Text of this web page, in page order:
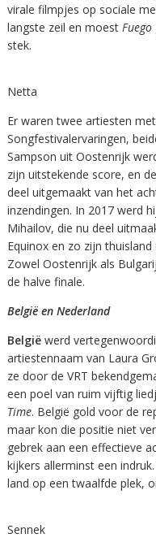
virale filmpjes op sociale
langste zeil en moest Fuego
stek.
Netta
Er waren twee artiesten
Songfestivalervaringen,
Sampson uit Oostenrijk
zijn uitstekende score, en
deel uitgemaakt van het
inzendingen. In 2017 werd
Mihailov, die nu deel
Equinox en zo zijn
Zowel Oostenrijk als
de halve finale.
België en Nederland
Belgiëwerd
artiestennaam van Laura
ze door de VRT
een poel van ruim vijftig
Time. België gold voor de
maar kon die positie niet
gebrek aan een effectieve
kijkers allerminst een
land op een twaalfde plek,
Sennek